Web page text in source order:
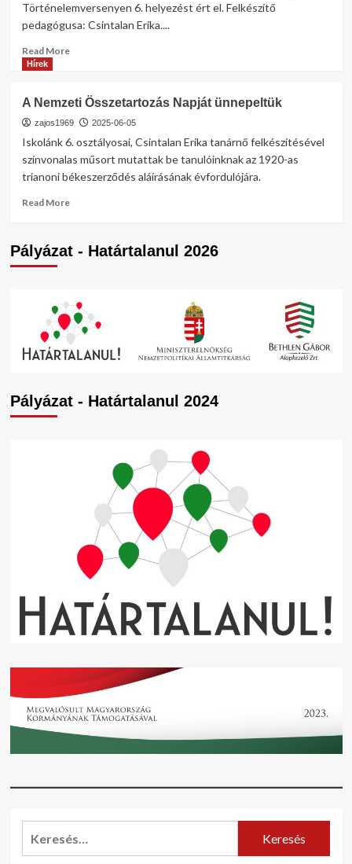
Történelemversenyen 6. helyezést ért el. Felkészítő
pedagógusa: Csintalan Erika....
Read MoreRead
Újabb
remek
versenyeredmény
Hírek
A Nemzeti Összetartozás Napját ünnepeltük
zajos1969 2025-06-05
Iskolánk 6. osztályosai, Csintalan Erika tanárnő felkészítésével
színvonalas műsort mutattak be tanulóinknak az 1920-as
trianoni békeszerződés aláírásának évfordulójára.
Read MoreRead
A
Nemzeti
ünnepeltük
Pályázat - Határtalanul 2026
Pályázat - Határtalanul 2024